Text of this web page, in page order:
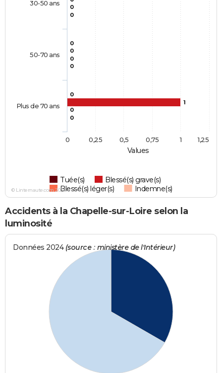
Values
0
0
0
1
0
0
0
0
0
0
Tuée(s)
Blessé(s) grave(s)
Blessé(s) léger(s)
Indemne(s)
30-50 ans
50-70 ans
Plus de 70 ans
0 1
0,25 0,5 0,75 1,25
© Linternaute.com 2026
Accidents à la Chapelle-sur-Loire selon la
luminosité
Données 2024 (source : ministère de l'Intérieur)